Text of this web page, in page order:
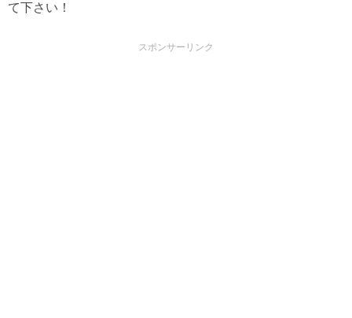
て下さい！
スポンサーリンク